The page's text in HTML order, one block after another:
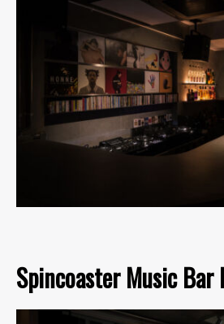
Spincoaster Music Bar